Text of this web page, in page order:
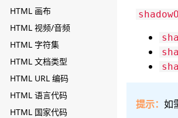
HTML 画布
HTML 视频/音频
HTML 字符集
HTML 文档类型
HTML URL 编码
HTML 语言代码
HTML 国家代码
提示： 如